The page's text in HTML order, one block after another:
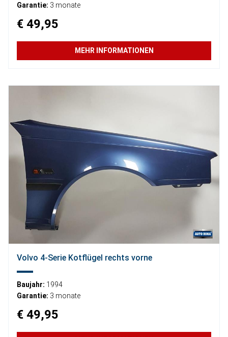
Garantie: 3 monate
€ 49,95
MEHR INFORMATIONEN
Volvo 4-Serie Kotflügel rechts vorne
Baujahr: 1994
Garantie: 3 monate
€ 49,95